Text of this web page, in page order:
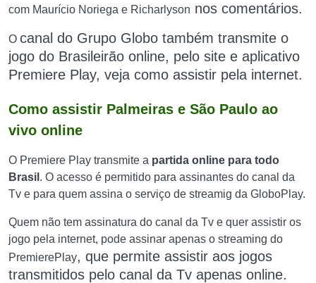
com Maurício Noriega e Richarlyson nos comentários.
O canal do Grupo Globo também transmite o
jogo do Brasileirão online, pelo site e aplicativo
Premiere Play, veja como assistir pela internet.
Como assistir Palmeiras e São Paulo ao
vivo online
O Premiere Play transmite a partida online para todo
Brasil . O acesso é permitido para assinantes do canal da
Tv e para quem assina o serviço de streamig da GloboPlay.
Quem não tem assinatura do canal da Tv e quer assistir os
jogo pela internet, pode assinar apenas o streaming do
PremierePlay, que permite assistir aos jogos
transmitidos pelo canal da Tv apenas online.